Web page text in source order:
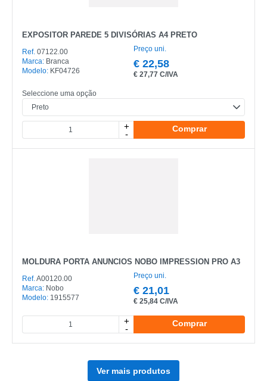
EXPOSITOR PAREDE 5 DIVISÓRIAS A4 PRETO
Ref. 07122.00
Marca: Branca
Modelo: KF04726
Preço uni.
€ 22,58
€ 27,77 C/IVA
Seleccione uma opção
+
-
Comprar
MOLDURA PORTA ANUNCIOS NOBO IMPRESSION PRO A3
Ref.A00120.00
Marca: Nobo
Modelo: 1915577
Preço uni.
€ 21,01
€ 25,84 C/IVA
+
-
Comprar
Ver mais produtos